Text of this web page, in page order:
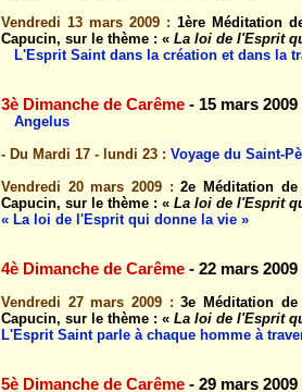
Vendredi 13 mars 2009 : 1ère Méditation
Capucin, sur le thème : « La loi de l'Esprit
L'Esprit Saint dans la création et dans la
3è Dimanche de Carême - 15 mars 2009
Angelus
- Du Mardi 17 - lundi 23 : Voyage du Saint-
Vendredi 20 mars 2009 :2e Méditation
Capucin, sur le thème : « La loi de l'Esprit
« La loi de l'Esprit qui donne la vie »
4è Dimanche de Carême - 22 mars 2009
Vendredi 27 mars 2009 :3e Méditation
Capucin, sur le thème : « La loi de l'Esprit
L'Esprit Saint parle à chaque homme à
5è Dimanche de Carême - 29 mars 2009